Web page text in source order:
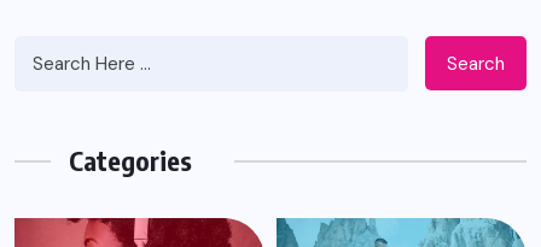
Search
Categories